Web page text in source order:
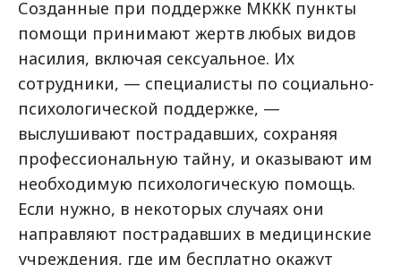
Созданные при поддержке МККК пункты
помощи принимают жертв любых видов
насилия, включая сексуальное. Их
сотрудники, — специалисты по социально-
психологической поддержке, —
выслушивают пострадавших, сохраняя
профессиональную тайну, и оказывают им
необходимую психологическую помощь.
Если нужно, в некоторых случаях они
направляют пострадавших в медицинские
учреждения, где им бесплатно окажут